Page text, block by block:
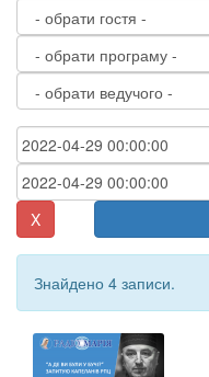
X
Знайдено 4 записи.